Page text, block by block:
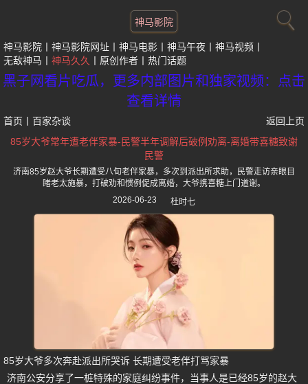
神马影院
神马影院 神马影院网址 神马电影 神马午夜
神马视频
无敌神马
神马久久 原创作者 热门话题
黑子网看片吃瓜，更多内部图片和独家视频：点击
查看详情
首页 百家杂谈
返回上页
85岁大爷常年遭老伴家暴-民警半年调解后破例劝离-离婚带喜糖致谢
民警
济南85岁赵大爷长期遭受八旬老伴家暴，多次到派出所求助，民警走访亲眼目
睹老太施暴，打破劝和惯例促成离婚，大爷携喜糖上门道谢。
2026-06-23
杜时七
85岁大爷多次奔赴派出所哭诉 长期遭受老伴打骂家暴
济南公安分享了一桩特殊的家庭纠纷事件，当事人是已经85岁的赵大